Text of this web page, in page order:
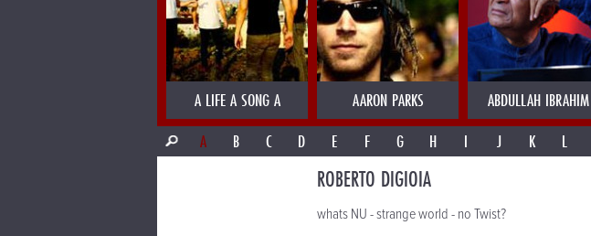
A LIFE A SONG A AARON PARKS ABDULLAH IBRAHIM
A
B C D E F G H I J K L
ROBERTO DIGIOIA
whats NU - strange world - no Twist?